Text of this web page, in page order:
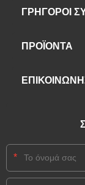
ΓΡΗΓΟΡΟΙ
ΠΡΟΪΌΝΤΑ
*